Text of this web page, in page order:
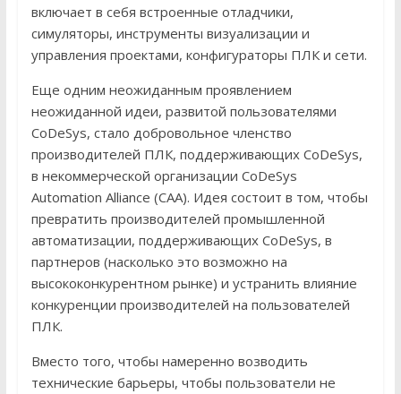
включает в себя встроенные отладчики,
симуляторы, инструменты визуализации и
управления проектами, конфигураторы ПЛК и сети.
Еще одним неожиданным проявлением
неожиданной идеи, развитой пользователями
CoDeSys, стало добровольное членство
производителей ПЛК, поддерживающих CoDeSys,
в некоммерческой организации CoDeSys
Automation Alliance (CAA). Идея состоит в том, чтобы
превратить производителей промышленной
автоматизации, поддерживающих CoDeSys, в
партнеров (насколько это возможно на
высококонкурентном рынке) и устранить влияние
конкуренции производителей на пользователей
ПЛК.
Вместо того, чтобы намеренно возводить
технические барьеры, чтобы пользователи не